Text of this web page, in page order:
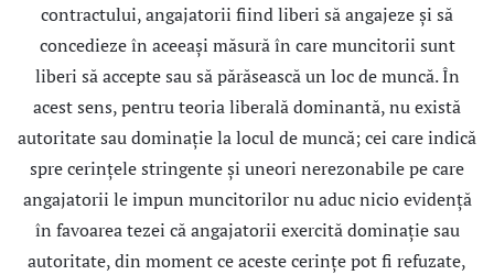
contractului, angajatorii fiind liberi să angajeze şi să
concedieze în aceeaşi măsură în care muncitorii sunt
liberi să accepte sau să părăsească un loc de muncă. În
acest sens, pentru teoria liberală dominantă, nu există
autoritate sau dominaţie la locul de muncă; cei care indică
spre cerinţele stringente şi uneori nerezonabile pe care
angajatorii le impun muncitorilor nu aduc nicio evidenţă
în favoarea tezei că angajatorii exercită dominaţie sau
autoritate, din moment ce aceste cerinţe pot fi refuzate,